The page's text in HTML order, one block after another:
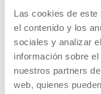
Las cookies de
el contenido y los
sociales y analizar
información sobre
nuestros partners
web, quienes
SIGN UP FOR THE
UPCOMING EVENTS